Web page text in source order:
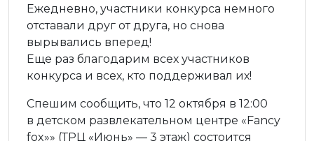
Ежедневно, участники конкурса немного
отставали друг от друга, но снова
вырывались вперед!
Еще раз благодарим всех участников
конкурса и всех, кто поддерживал их!
Спешим сообщить, что 12 октября в 12:00
в детском развлекательном центре «Fancy
fox»» (ТРЦ «Июнь» — 3 этаж) состоится